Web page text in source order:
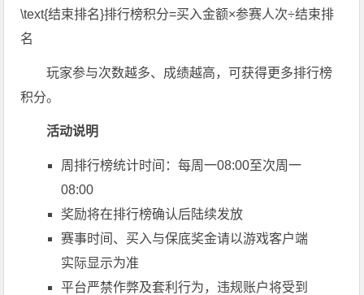
\text{结束排名}排行榜积分=买入金额×参赛人次÷结束排
名
玩家参与次数越多、成绩越高，可获得更多排行榜
积分。
活动说明
周排行榜统计时间：每周一08:00至次周一
08:00
奖励将在排行榜确认后陆续发放
赛事时间、买入与保底奖金请以游戏客户端
实际显示为准
平台严禁作弊及套利行为，违规账户将受到